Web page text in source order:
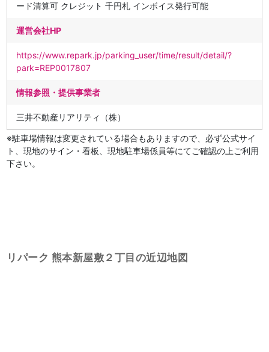
ード清算可 クレジット 千円札 インボイス発行可能
運営会社HP
https://www.repark.jp/parking_user/time/result/detail/?
park=REP0017807
情報参照・提供事業者
三井不動産リアリティ（株）
※駐車場情報は変更されている場合もありますので、必ず公式サイ
ト、現地のサイン・看板、現地駐車場係員等にてご確認の上ご利用
下さい。
リパーク 熊本新屋敷２丁目の近辺地図